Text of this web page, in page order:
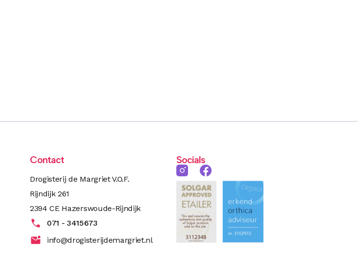
Contact
Drogisterij de Margriet V.O.F.
Rijndijk 261
2394 CE Hazerswoude-Rijndijk
071 - 3415673
info@drogisterijdemargriet.nl
Socials